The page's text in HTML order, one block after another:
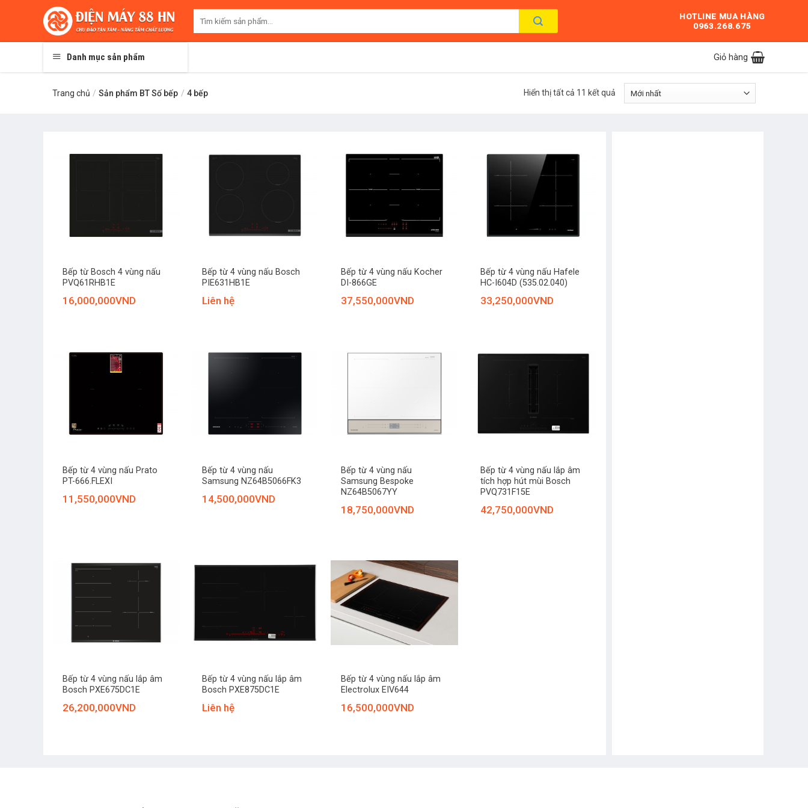
kiếm:
HOTLINE MUA HÀNG
0963.268.675
Danh mục sản phẩm Giỏ hàng
Trang chủ / Sản phẩm BT Số bếp / 4 bếp Hiển thị tất cả 11 kết quả
Bếp từ Bosch 4 vùng nấu
PVQ61RHB1E
16,000,000VND
Bếp từ 4 vùng nấu Bosch
PIE631HB1E
Liên hệ
Bếp từ 4 vùng nấu Kocher
DI-866GE
37,550,000VND
Bếp từ 4 vùng nấu Hafele
HC-I604D (535.02.040)
33,250,000VND
Bếp từ 4 vùng nấu Prato
PT-666.FLEXI
11,550,000VND
Bếp từ 4 vùng nấu
Samsung NZ64B5066FK3
14,500,000VND
Bếp từ 4 vùng nấu
Samsung Bespoke
NZ64B5067YY
18,750,000VND
Bếp từ 4 vùng nấu lắp âm
tích hợp hút mùi Bosch
PVQ731F15E
42,750,000VND
Bếp từ 4 vùng nấu lắp âm
Bosch PXE675DC1E
26,200,000VND
Bếp từ 4 vùng nấu lắp âm
Bosch PXE875DC1E
Liên hệ
Bếp từ 4 vùng nấu lắp âm
Electrolux EIV644
16,500,000VND